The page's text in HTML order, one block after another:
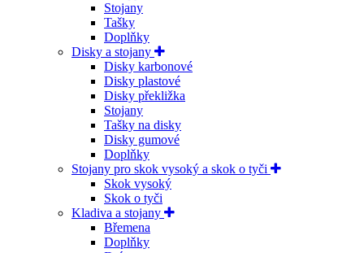
Stojany
Tašky
Doplňky
Disky a stojany
Disky karbonové
Disky plastové
Disky překližka
Stojany
Tašky na disky
Disky gumové
Doplňky
Stojany pro skok vysoký a skok o tyči
Skok vysoký
Skok o tyči
Kladiva a stojany
Břemena
Doplňky